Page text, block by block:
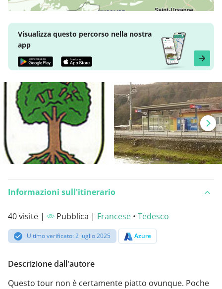
Visualizza questo percorso nella nostra
app
Informazioni sull'itinerario
40 visite | Pubblica | Francese • Tedesco
Ultimo verificato: 2 luglio 2025 Azure
Descrizione dall'autore
Questo tour non è certamente piatto ovunque. Poche